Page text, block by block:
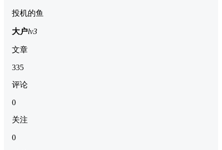
投机的鱼
大户lv3
文章
335
评论
0
关注
0